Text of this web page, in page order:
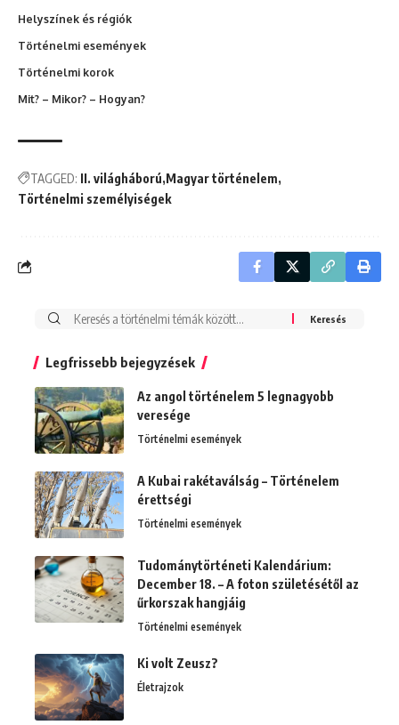
Helyszínek és régiók
Történelmi események
Történelmi korok
Mit? – Mikor? – Hogyan?
TAGGED: II. világháború Magyar történelem
Történelmi személyiségek
Search
Legfrissebb bejegyzések
Az angol történelem 5 legnagyobb
veresége
Történelmi események
A Kubai rakétaválság – Történelem
érettségi
Történelmi események
Tudománytörténeti Kalendárium:
December 18. – A foton születésétől az
űrkorszak hangjáig
Történelmi események
Ki volt Zeusz?
Életrajzok